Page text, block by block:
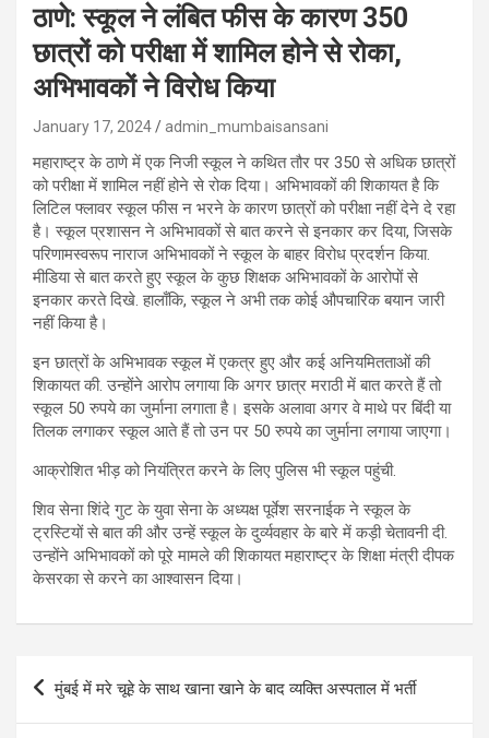
ठाणे: स्कूल ने लंबित फीस के कारण 350
छात्रों को परीक्षा में शामिल होने से रोका,
अभिभावकों ने विरोध किया
January 17, 2024 admin_mumbaisansani
महाराष्ट्र के ठाणे में एक निजी स्कूल ने कथित तौर पर 350 से अधिक छात्रों
को परीक्षा में शामिल नहीं होने से रोक दिया। अभिभावकों की शिकायत है कि
लिटिल फ्लावर स्कूल फीस न भरने के कारण छात्रों को परीक्षा नहीं देने दे रहा
है। स्कूल प्रशासन ने अभिभावकों से बात करने से इनकार कर दिया, जिसके
परिणामस्वरूप नाराज अभिभावकों ने स्कूल के बाहर विरोध प्रदर्शन किया.
मीडिया से बात करते हुए स्कूल के कुछ शिक्षक अभिभावकों के आरोपों से
इनकार करते दिखे. हालाँकि, स्कूल ने अभी तक कोई औपचारिक बयान जारी
नहीं किया है।
इन छात्रों के अभिभावक स्कूल में एकत्र हुए और कई अनियमितताओं की
शिकायत की. उन्होंने आरोप लगाया कि अगर छात्र मराठी में बात करते हैं तो
स्कूल 50 रुपये का जुर्माना लगाता है। इसके अलावा अगर वे माथे पर बिंदी या
तिलक लगाकर स्कूल आते हैं तो उन पर 50 रुपये का जुर्माना लगाया जाएगा।
आक्रोशित भीड़ को नियंत्रित करने के लिए पुलिस भी स्कूल पहुंची.
शिव सेना शिंदे गुट के युवा सेना के अध्यक्ष पूर्वेश सरनाईक ने स्कूल के
ट्रस्टियों से बात की और उन्हें स्कूल के दुर्व्यवहार के बारे में कड़ी चेतावनी दी.
उन्होंने अभिभावकों को पूरे मामले की शिकायत महाराष्ट्र के शिक्षा मंत्री दीपक
केसरका से करने का आश्वासन दिया।
Post
navigation
मुंबई में मरे चूहे के साथ खाना खाने के बाद व्यक्ति अस्पताल में भर्ती